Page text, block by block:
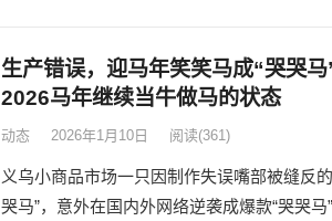
生产错误，迎马年笑笑马成“哭哭
2026马年继续当牛做马的状态
动态 2026年1月10日 阅读(361)
义乌小商品市场一只因制作失误嘴部被缝反
哭马”，意外在国内外网络逆袭成爆款“哭哭